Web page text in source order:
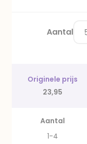
Aantal
Originele prijs
23,95
Aantal
1-4